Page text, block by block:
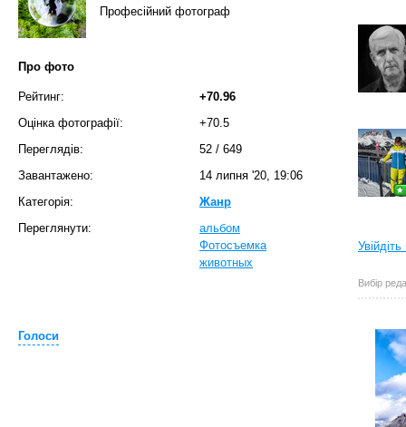
Професійний фотограф
Про фото
Рейтинг:
+70.96
Оцінка фотографії:
+70.5
Переглядів:
52 / 649
Завантажено:
14 липня '20, 19:06
Категорія:
Жанр
Переглянути:
альбом
Фотосъемка
животных
Голоси
Вибір